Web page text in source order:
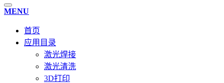
MENU
首页
应用目录
激光焊接
激光清洗
3D打印